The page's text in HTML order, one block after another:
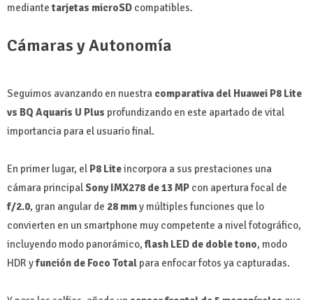
mediantetarjetas microSD compatibles.
Cámaras y Autonomía
Seguimos avanzando en nuestra comparativa del Huawei P8 Lite
vs BQ Aquaris U Plus profundizando en este apartado de vital
importancia para el usuario final.
En primer lugar, el P8 Liteincorpora a sus prestaciones una
cámara principalSony IMX278 de 13 MP con apertura focal de
f/2.0, gran angular de 28 mmy múltiples funciones que lo
convierten en un smartphone muy competente a nivel fotográfico,
incluyendo modo panorámico,flash LED de doble tono, modo
HDR yfunción de Foco Total para enfocar fotos ya capturadas.